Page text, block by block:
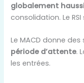
globalement
consolidation. Le
Le MACD donne
période d’attente.
les entrées.